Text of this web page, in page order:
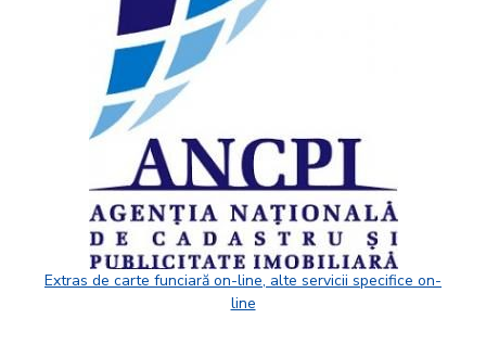
Extras de carte funciară on-line, alte servicii specifice on-
line